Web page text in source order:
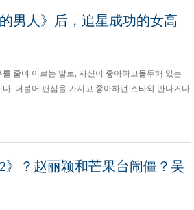
男人》后，追星成功的女高
줄여 이르는 말로, 자신이 좋아하고몰두해 있는
. 더불어 팬심을 가지고 좋아하던 스타와 만나거나
》？赵丽颖和芒果台闹僵？吴